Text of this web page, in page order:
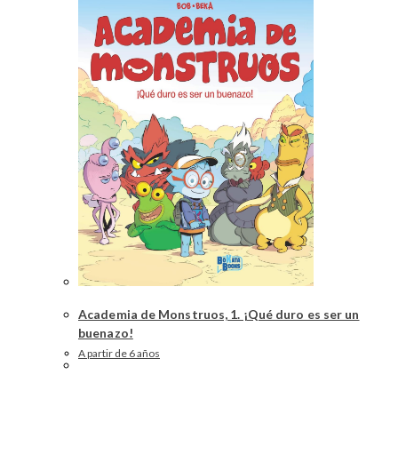
Academia de Monstruos, 1. ¡Qué duro es ser un
buenazo!
A partir de 6 años